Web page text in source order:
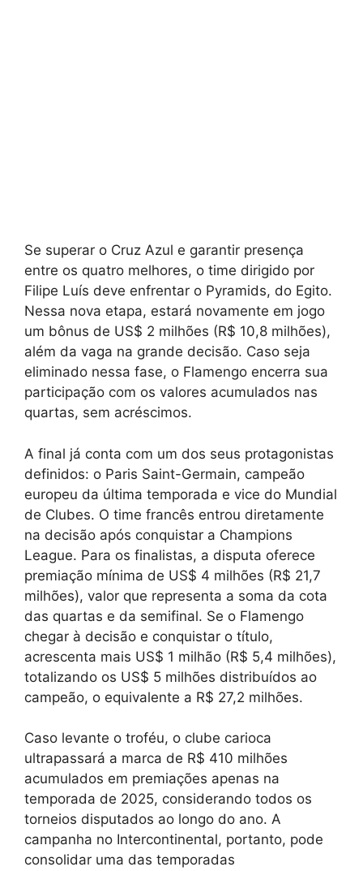
Se superar o Cruz Azul e garantir presença
entre os quatro melhores, o time dirigido por
Filipe Luís deve enfrentar o Pyramids, do Egito.
Nessa nova etapa, estará novamente em jogo
um bônus de US$ 2 milhões (R$ 10,8 milhões),
além da vaga na grande decisão. Caso seja
eliminado nessa fase, o Flamengo encerra sua
participação com os valores acumulados nas
quartas, sem acréscimos.
A final já conta com um dos seus protagonistas
definidos: o Paris Saint-Germain, campeão
europeu da última temporada e vice do Mundial
de Clubes. O time francês entrou diretamente
na decisão após conquistar a Champions
League. Para os finalistas, a disputa oferece
premiação mínima de US$ 4 milhões (R$ 21,7
milhões), valor que representa a soma da cota
das quartas e da semifinal. Se o Flamengo
chegar à decisão e conquistar o título,
acrescenta mais US$ 1 milhão (R$ 5,4 milhões),
totalizando os US$ 5 milhões distribuídos ao
campeão, o equivalente a R$ 27,2 milhões.
Caso levante o troféu, o clube carioca
ultrapassará a marca de R$ 410 milhões
acumulados em premiações apenas na
temporada de 2025, considerando todos os
torneios disputados ao longo do ano. A
campanha no Intercontinental, portanto, pode
consolidar uma das temporadas